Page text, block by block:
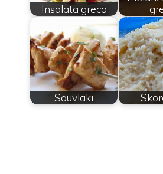
Insalata greca
Souvlaki